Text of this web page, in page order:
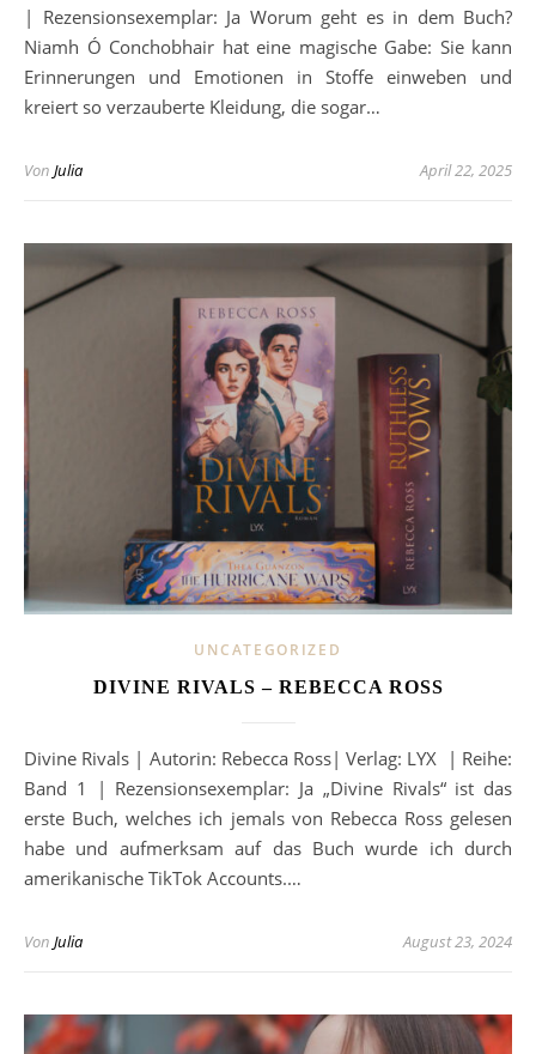
| Rezensionsexemplar: Ja Worum geht es in dem Buch?
Niamh Ó Conchobhair hat eine magische Gabe: Sie kann
Erinnerungen und Emotionen in Stoffe einweben und
kreiert so verzauberte Kleidung, die sogar…
Von Julia April 22, 2025
UNCATEGORIZED
DIVINE RIVALS – REBECCA ROSS
Divine Rivals | Autorin: Rebecca Ross| Verlag: LYX | Reihe:
Band 1 | Rezensionsexemplar: Ja „Divine Rivals“ ist das
erste Buch, welches ich jemals von Rebecca Ross gelesen
habe und aufmerksam auf das Buch wurde ich durch
amerikanische TikTok Accounts.…
Von Julia August 23, 2024